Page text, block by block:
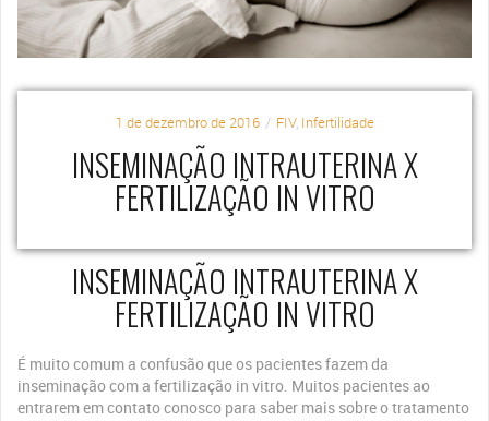
1 de dezembro de 2016 FIV, Infertilidade
INSEMINAÇÃO INTRAUTERINA X
FERTILIZAÇÃO IN VITRO
INSEMINAÇÃO INTRAUTERINA X
FERTILIZAÇÃO IN VITRO
É muito comum a confusão que os pacientes fazem da
inseminação com a fertilização in vitro. Muitos pacientes ao
entrarem em contato conosco para saber mais sobre o tratamento